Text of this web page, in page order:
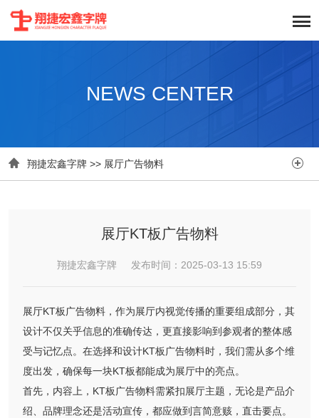
NEWS CENTER
 翔捷宏鑫字牌 >> 展厅广告物料 
‌展厅KT板广告物料
翔捷宏鑫字牌 发布时间：2025-03-13 15:59
展厅KT板广告物料，作为展厅内视觉传播的重要组成部分，其
设计不仅关乎信息的准确传达，更直接影响到参观者的整体感
受与记忆点。在选择和设计KT板广告物料时，我们需从多个维
度出发，确保每一块KT板都能成为展厅中的亮点。
首先，内容上，KT板广告物料需紧扣展厅主题，无论是产品介
绍、品牌理念还是活动宣传，都应做到言简意赅，直击要点。